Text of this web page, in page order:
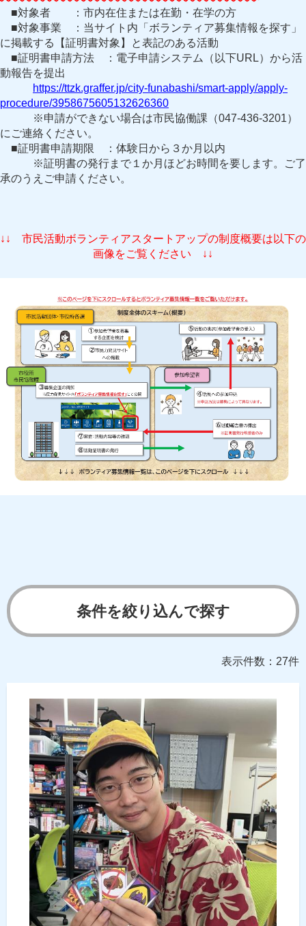
■対象者 ：市内在住または在勤・在学の方
■対象事業 ：当サイト内「ボランティア募集情報を探す」
に掲載する【証明書対象】と表記のある活動
■証明書申請方法 ：電子申請システム（以下URL）から活
動報告を提出
https://ttzk.graffer.jp/city-funabashi/smart-apply/apply-
procedure/3958675605132626360
※申請ができない場合は市民協働課（047-436-3201）
にご連絡ください。
■証明書申請期限 ：体験日から３か月以内
※証明書の発行まで１か月ほどお時間を要します。ご了
承のうえご申請ください。
↓↓ 市民活動ボランティアスタートアップの制度概要は以下の
画像をご覧ください ↓↓
条件を絞り込んで探す
表示件数：27件